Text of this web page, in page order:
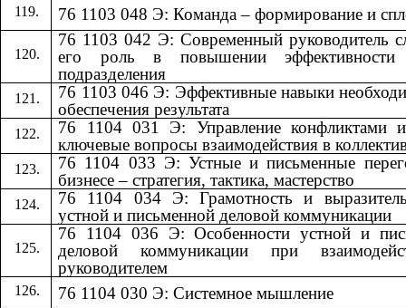
76 1103 048 Э: Команда – формирование и
76 1103 042 Э: Современный руководитель
его роль в повышении эффективности
подразделения
76 1103 046 Э: Эффективные навыки
обеспечения результата
76 1104 031 Э: Управление конфликтами
ключевые вопросы взаимодействия в
76 1104 033 Э: Устные и письменные
бизнесе – стратегия, тактика, мастерство
76 1104 034 Э: Грамотность и
устной и письменной деловой коммуникации
76 1104 036 Э: Особенности устной и
деловой коммуникации при
руководителем
76 1104 030 Э: Системное мышление